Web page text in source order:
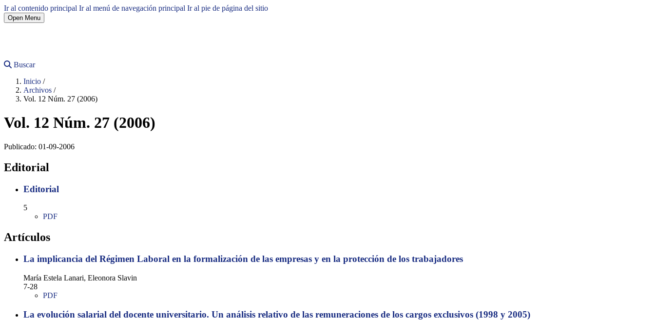
Ir al contenido principal Ir al menú de navegación principal Ir al pie de página del sitio
Open Menu
Buscar
Inicio /
Archivos /
Vol. 12 Núm. 27 (2006)
Vol. 12 Núm. 27 (2006)
Publicado: 01-09-2006
Editorial
Editorial
5
PDF
Artículos
La implicancia del Régimen Laboral en la formalización de las empresas y en la protección de los trabajadores
María Estela Lanari, Eleonora Slavin
7-28
PDF
La evolución salarial del docente universitario. Un análisis relativo de las remuneraciones de los cargos exclusivos (1998 y 2005)